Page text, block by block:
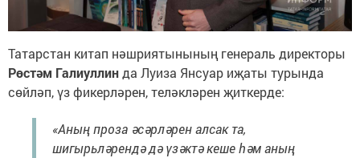
Татарстан китап нәшриятынының генераль директоры
Рөстәм Галиуллинда Луиза Янсуар иҗаты турында
сөйләп, үз фикерләрен, теләкләрен җиткерде:
«Аның проза әсәрләрен алсак та,
шигырьләрендә дә үзәктә кеше һәм аның